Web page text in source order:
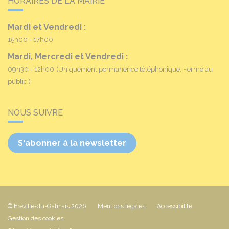
Mardi et Vendredi :
15h00 - 17h00
Mardi, Mercredi et Vendredi :
09h30 - 12h00 (Uniquement permanence téléphonique. Fermé au
public.)
NOUS SUIVRE
S'abonner à la newsletter
© Fréville-du-Gâtinais 2026 Mentions légales
Accessibilité
Gestion des cookies